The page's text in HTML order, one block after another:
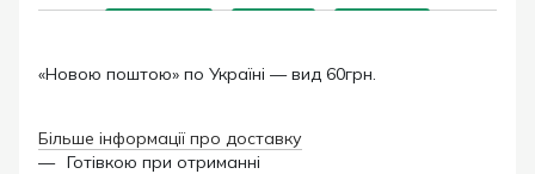
«Новою поштою» по Україні — вид 60грн.
Більше інформації про доставку
Готівкою при отриманні